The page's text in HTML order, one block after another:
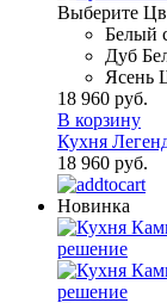
Выберите
Белый
Дуб
Ясень
18 960 руб.
В корзину
Кухня
18 960 руб.
Новинка